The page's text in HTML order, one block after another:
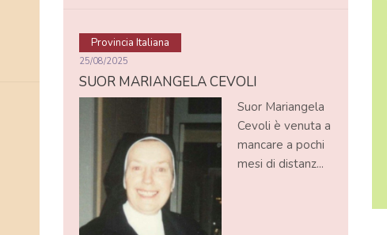
Provincia Italiana
25/08/2025
SUOR MARIANGELA CEVOLI
Suor Mariangela
Cevoli è venuta a
mancare a pochi
mesi di distanz...